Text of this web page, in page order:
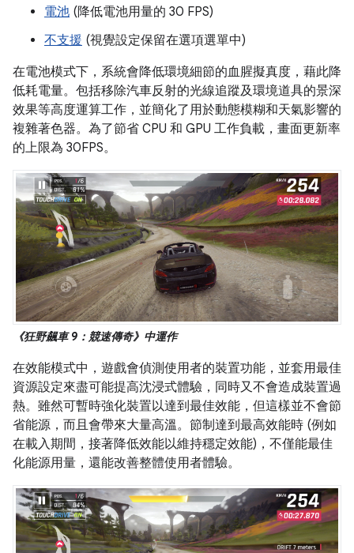
電池 (降低電池用量的 30 FPS)
不支援 (視覺設定保留在選項選單中)
在電池模式下，系統會降低環境細節的血腥擬真度，藉此降
低耗電量。包括移除汽車反射的光線追蹤及環境道具的景深
效果等高度運算工作，並簡化了用於動態模糊和天氣影響的
複雜著色器。為了節省 CPU 和 GPU 工作負載，畫面更新率
的上限為 30FPS。
《狂野飆車 9：競速傳奇》中運作
在效能模式中，遊戲會偵測使用者的裝置功能，並套用最佳
資源設定來盡可能提高沈浸式體驗，同時又不會造成裝置過
熱。雖然可暫時強化裝置以達到最佳效能，但這樣並不會節
省能源，而且會帶來大量高溫。節制達到最高效能時 (例如
在載入期間，接著降低效能以維持穩定效能)，不僅能最佳
化能源用量，還能改善整體使用者體驗。